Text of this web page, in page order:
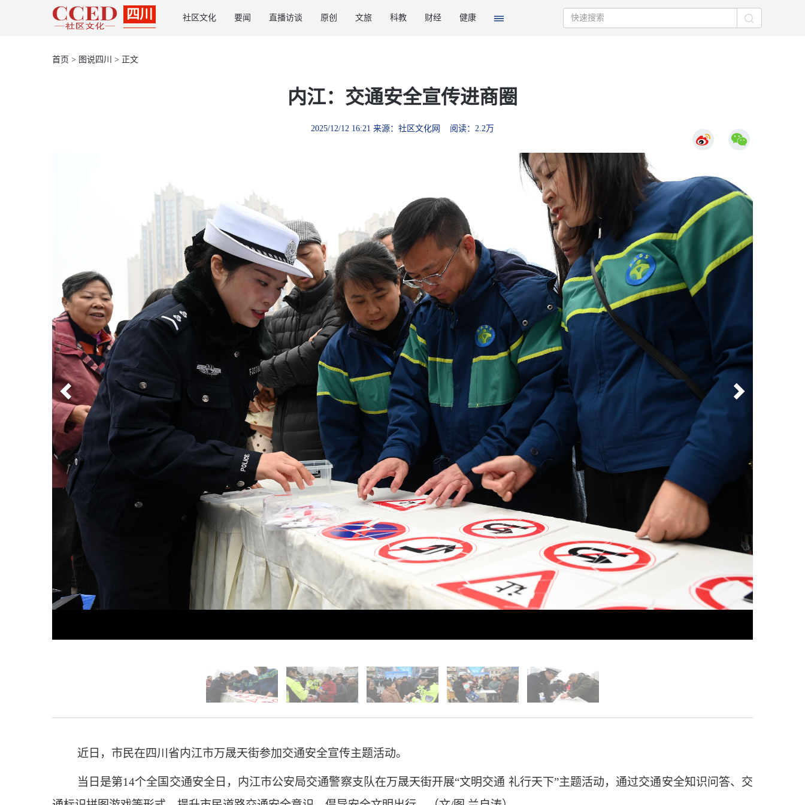
四川 社区文化 要闻 直播访谈 原创 文旅 科教 财经 健康
首页 > 图说四川 > 正文
内江：交通安全宣传进商圈
2025/12/12 16:21 来源：社区文化网 阅读：2.2万
下
一
近日，市民在四川省内江市万晟天街参加交通安全宣传主题活动。
当日是第14个全国交通安全日，内江市公安局交通警察支队在万晟天街开展“文明交通 礼行天下”主题活动，通过交通安全知识问答、交